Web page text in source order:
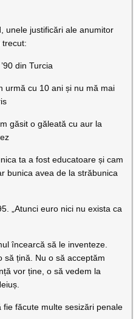
unele justificări ale anumitor
trecut:
din Turcia
urmă cu 10 ani și nu mă mai
găsit o găleată cu aur la
ta a fost educatoare și cam
bunica avea de la străbunica
„Atunci euro nici nu exista ca
încearcă să le inventeze.
să țină. Nu o să acceptăm
vor ține, o să vedem la
făcute multe sesizări penale